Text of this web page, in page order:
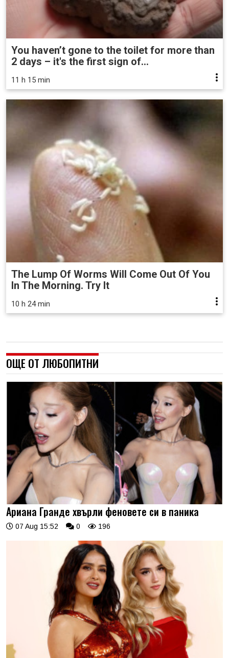
You haven’t gone to the toilet for more than
2 days – it's the first sign of...
11 h 15 min
The Lump Of Worms Will Come Out Of You
In The Morning. Try It
10 h 24 min
ОЩЕ ОТ ЛЮБОПИТНИ
Ариана Гранде хвърли феновете си в паника
07 Aug 15:52 0 196